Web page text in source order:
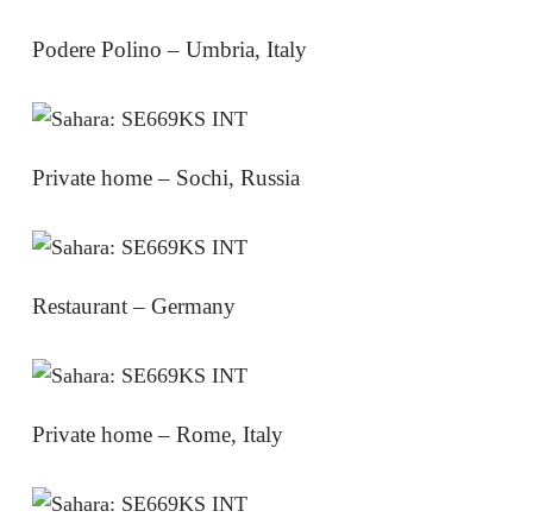
Podere Polino – Umbria, Italy
Private home – Sochi, Russia
Restaurant – Germany
Private home – Rome, Italy